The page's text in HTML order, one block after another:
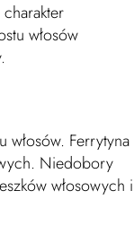
włosów
włosów. Ferrytyna
Niedobory
włosowych i